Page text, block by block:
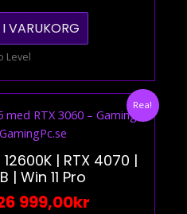
VARUKORG
Level
Rea!
| RTX 4070 |
| Win 11 Pro
999,00Kr
Nuvarande
Är: